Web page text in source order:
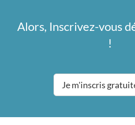
Alors, Inscrivez-vous
!
Je m'inscris